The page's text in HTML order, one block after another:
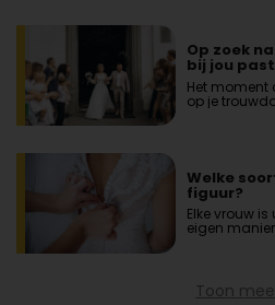
Op zoek
bij jou past
Het moment
op je
Welke
figuur?
Elke vrouw
eigen
Toon